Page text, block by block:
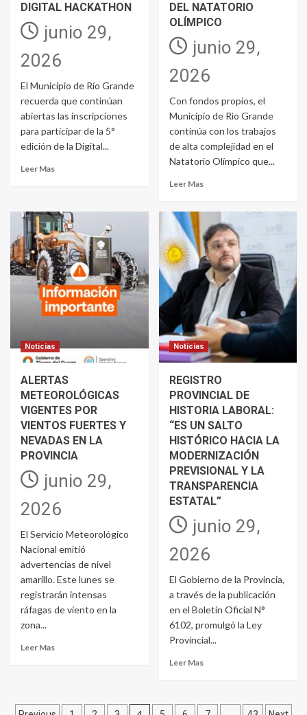
DIGITAL HACKATHON
junio 29,
2026
El Municipio de Río Grande
recuerda que continúan
abiertas las inscripciones
para participar de la 5°
edición de la Digital...
Leer Mas
DEL NATATORIO
OLÍMPICO
junio 29,
2026
Con fondos propios, el
Municipio de Rìo Grande
continúa con los trabajos
de alta complejidad en el
Natatorio Olímpico que...
Leer Mas
Noticias
ALERTAS
METEOROLÓGICAS
VIGENTES POR
VIENTOS FUERTES Y
NEVADAS EN LA
PROVINCIA
junio 29,
2026
El Servicio Meteorológico
Nacional emitió
advertencias de nivel
amarillo. Este lunes se
registrarán intensas
ráfagas de viento en la
zona...
Leer Mas
Noticias
REGISTRO
PROVINCIAL DE
HISTORIA LABORAL:
“ES UN SALTO
HISTÓRICO HACIA LA
MODERNIZACIÓN
PREVISIONAL Y LA
TRANSPARENCIA
ESTATAL”
junio 29,
2026
El Gobierno de la Provincia,
a través de la publicación
en el Boletín Oficial N°
6102, promulgó la Ley
Provincial...
Leer Mas